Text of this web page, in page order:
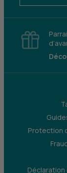
Protection